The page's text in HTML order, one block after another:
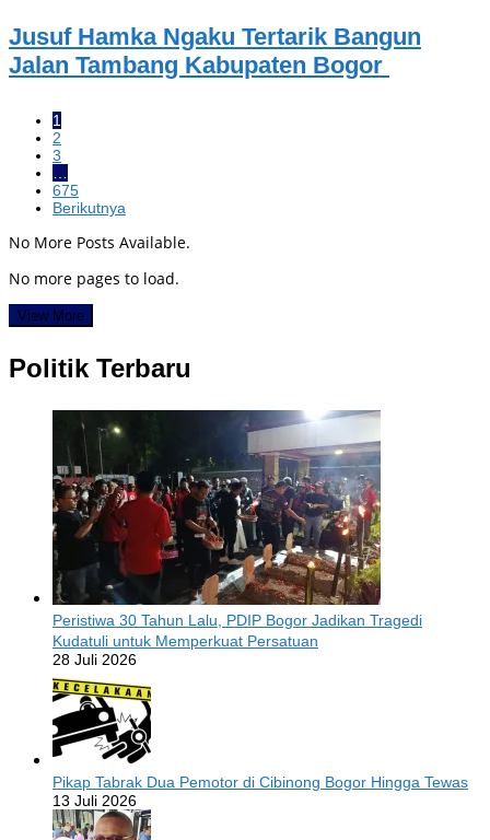
Jusuf Hamka Ngaku Tertarik Bangun
Jalan Tambang Kabupaten Bogor
1
2
3
…
675
Berikutnya
No More Posts Available.
No more pages to load.
View More
Politik Terbaru
Peristiwa 30 Tahun Lalu, PDIP Bogor Jadikan Tragedi
Kudatuli untuk Memperkuat Persatuan
28 Juli 2026
Pikap Tabrak Dua Pemotor di Cibinong Bogor Hingga Tewas
13 Juli 2026